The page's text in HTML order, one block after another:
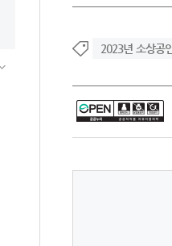
2023년 소상공인